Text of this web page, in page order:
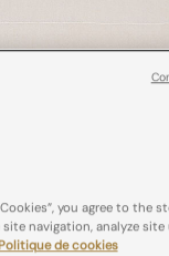
you agree to the
navigation, analyze site
Politique de cookies